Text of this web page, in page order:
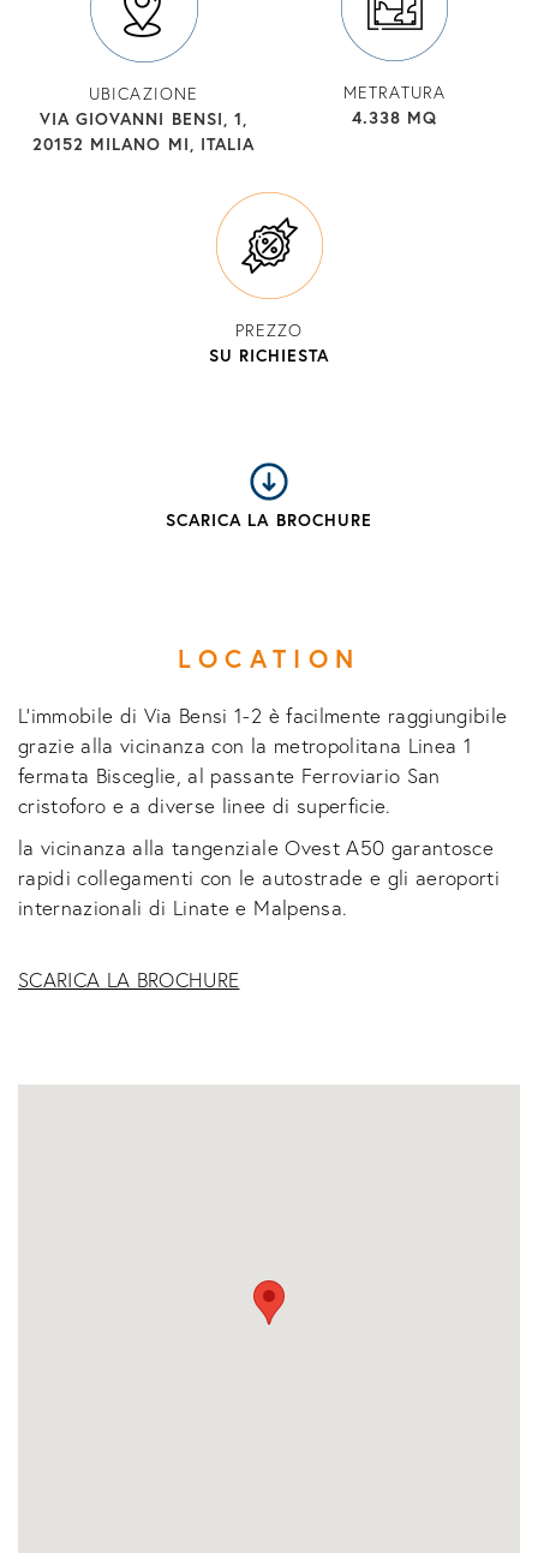
UBICAZIONE
VIA GIOVANNI BENSI, 1,
20152 MILANO MI, ITALIA
METRATURA
4.338 MQ
PREZZO
SU RICHIESTA
SCARICA LA BROCHURE
LOCATION
L'immobile di Via Bensi 1-2 è facilmente raggiungibile
grazie alla vicinanza con la metropolitana Linea 1
fermata Bisceglie, al passante Ferroviario San
cristoforo e a diverse linee di superficie.
la vicinanza alla tangenziale Ovest A50 garantosce
rapidi collegamenti con le autostrade e gli aeroporti
internazionali di Linate e Malpensa.
SCARICA LA BROCHURE